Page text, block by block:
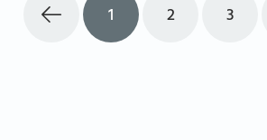
1 2 3